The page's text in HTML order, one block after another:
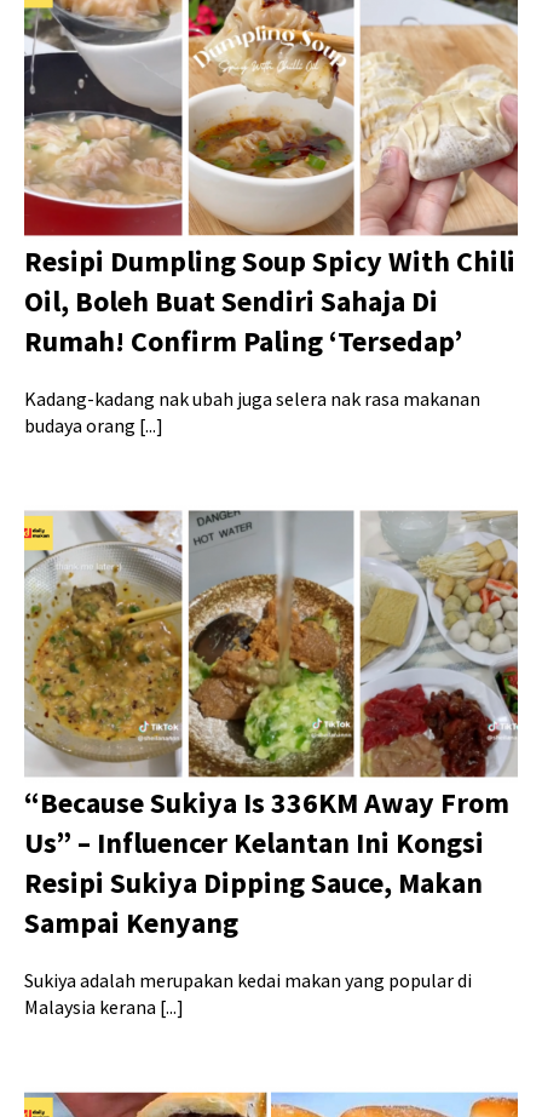
Resipi Dumpling Soup Spicy With Chili
Oil, Boleh Buat Sendiri Sahaja Di
Rumah! Confirm Paling ‘Tersedap’
Kadang-kadang nak ubah juga selera nak rasa makanan
budaya orang [...]
“Because Sukiya Is 336KM Away From
Us” – Influencer Kelantan Ini Kongsi
Resipi Sukiya Dipping Sauce, Makan
Sampai Kenyang
Sukiya adalah merupakan kedai makan yang popular di
Malaysia kerana [...]